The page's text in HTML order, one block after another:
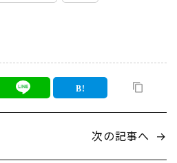
次の記事へ →